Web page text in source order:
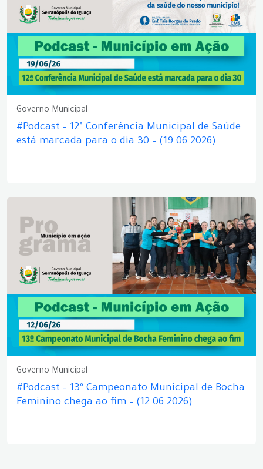
Governo Municipal
#Podcast – 12ª Conferência Municipal de Saúde
está marcada para o dia 30 – (19.06.2026)
Governo Municipal
#Podcast – 13º Campeonato Municipal de Bocha
Feminino chega ao fim – (12.06.2026)